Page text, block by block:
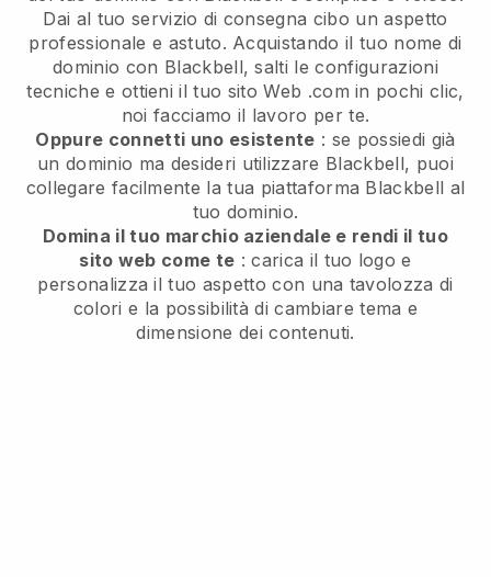
Dai al tuo servizio di consegna cibo un aspetto
professionale e astuto. Acquistando il tuo nome di
dominio con Blackbell, salti le configurazioni
tecniche e ottieni il tuo sito Web .com in pochi clic,
noi facciamo il lavoro per te.
Oppure connetti uno esistente : se possiedi già
un dominio ma desideri utilizzare Blackbell, puoi
collegare facilmente la tua piattaforma Blackbell al
tuo dominio.
Domina il tuo marchio aziendale e rendi il tuo
sito web come te : carica il tuo logo e
personalizza il tuo aspetto con una tavolozza di
colori e la possibilità di cambiare tema e
dimensione dei contenuti.